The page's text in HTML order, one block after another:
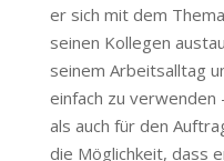
er sich mit dem
seinen Kollegen
seinem Arbeitsalltag
einfach zu verwenden
als auch für den
die Möglichkeit, dass